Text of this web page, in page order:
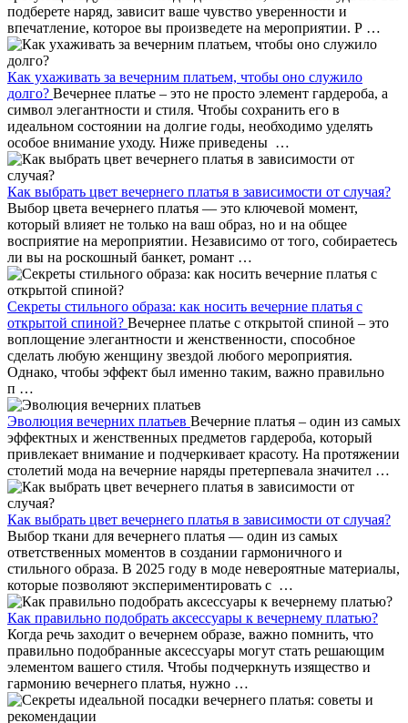
подберете наряд, зависит ваше чувство уверенности и
впечатление, которое вы произведете на мероприятии. Р …
Как ухаживать за вечерним платьем, чтобы оно служило
долго? Вечернее платье – это не просто элемент гардероба, а
символ элегантности и стиля. Чтобы сохранить его в
идеальном состоянии на долгие годы, необходимо уделять
особое внимание уходу. Ниже приведены …
Как выбрать цвет вечернего платья в зависимости от случая?
Выбор цвета вечернего платья — это ключевой момент,
который влияет не только на ваш образ, но и на общее
восприятие на мероприятии. Независимо от того, собираетесь
ли вы на роскошный банкет, романт …
Секреты стильного образа: как носить вечерние платья с
открытой спиной? Вечернее платье с открытой спиной – это
воплощение элегантности и женственности, способное
сделать любую женщину звездой любого мероприятия.
Однако, чтобы эффект был именно таким, важно правильно
п …
Эволюция вечерних платьев Вечерние платья – один из самых
эффектных и женственных предметов гардероба, который
привлекает внимание и подчеркивает красоту. На протяжении
столетий мода на вечерние наряды претерпевала значител …
Как выбрать цвет вечернего платья в зависимости от случая?
Выбор ткани для вечернего платья — один из самых
ответственных моментов в создании гармоничного и
стильного образа. В 2025 году в моде невероятные материалы,
которые позволяют экспериментировать с …
Как правильно подобрать аксессуары к вечернему платью?
Когда речь заходит о вечернем образе, важно помнить, что
правильно подобранные аксессуары могут стать решающим
элементом вашего стиля. Чтобы подчеркнуть изящество и
гармонию вечернего платья, нужно …